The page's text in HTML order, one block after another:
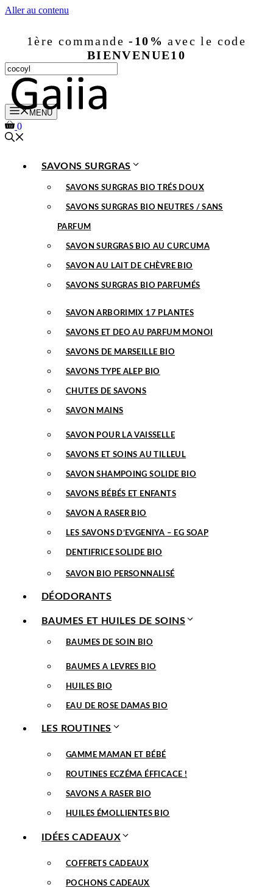
Aller au contenu
1ère commande-10% avec le code
BIENVENUE10
MENU
0
SAVONS SURGRAS
SAVONS SURGRAS BIO TRÉS DOUX
SAVONS SURGRAS BIO NEUTRES / SANS
PARFUM
SAVON SURGRAS BIO AU CURCUMA
SAVON AU LAIT DE CHÈVRE BIO
SAVONS SURGRAS BIO PARFUMÉS
SAVON ARBORIMIX 17 PLANTES
SAVONS ET DEO AU PARFUM MONOI
SAVONS DE MARSEILLE BIO
SAVONS TYPE ALEP BIO
CHUTES DE SAVONS
SAVON MAINS
SAVON POUR LA VAISSELLE
SAVONS ET SOINS AU TILLEUL
SAVON SHAMPOING SOLIDE BIO
SAVONS BÉBÉS ET ENFANTS
SAVON A RASER BIO
LES SAVONS D’EVGENIYA – EG SOAP
DENTIFRICE SOLIDE BIO
SAVON BIO PERSONNALISÉ
DÉODORANTS
BAUMES ET HUILES DE SOINS
BAUMES DE SOIN BIO
BAUMES A LEVRES BIO
HUILES BIO
EAU DE ROSE DAMAS BIO
LES ROUTINES
GAMME MAMAN ET BÉBÉ
ROUTINES ECZÉMA ÉFFICACE !
SAVONS A RASER BIO
HUILES ÉMOLLIENTES BIO
IDÉES CADEAUX
COFFRETS CADEAUX
POCHONS CADEAUX